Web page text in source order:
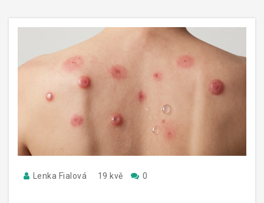
Lenka Fialová 19 kvě 0